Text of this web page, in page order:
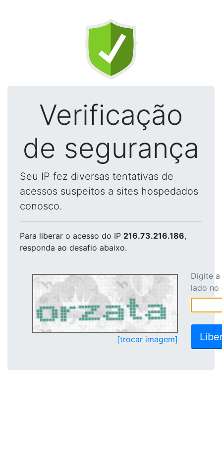
Verificação
de segurança
Seu IP fez diversas tentativas de
acessos suspeitos a sites hospedados
conosco.
Para liberar o acesso do IP 216.73.216.186,
responda ao desafio abaixo.
[trocar imagem]
Digite
lado no